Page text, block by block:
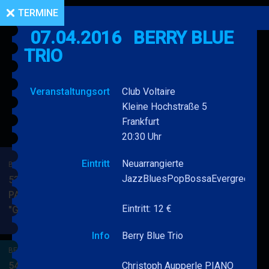
BERRY BLUE & BAND
53. JAZZ Matinee in den
PARKSIDE STUDIOS
"Gypsy Jazz"
&
BERRY BLUE & BAND
54. JAZZ Matinee in den
TERMINE
07.04.2016
BERRY BLUE
TRIO
Veranstaltungsort
Club Voltaire
Kleine Hochstraße 5
Frankfurt
20:30 Uhr
Eintritt
Neuarrangierte
Eintritt: 12 €
Info Berry Blue Trio
Christoph Aupperle PIANO